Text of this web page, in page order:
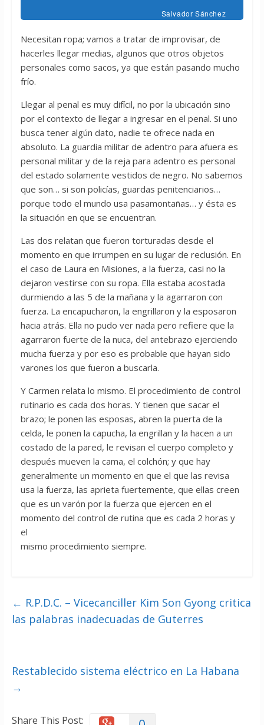
Salvador Sánchez
Necesitan ropa; vamos a tratar de improvisar, de
hacerles llegar medias, algunos que otros objetos
personales como sacos, ya que están pasando mucho
frío.
Llegar al penal es muy difícil, no por la ubicación sino
por el contexto de llegar a ingresar en el penal. Si uno
busca tener algún dato, nadie te ofrece nada en
absoluto. La guardia militar de adentro para afuera es
personal militar y de la reja para adentro es personal
del estado solamente vestidos de negro. No sabemos
que son… si son policías, guardas penitenciarios…
porque todo el mundo usa pasamontañas… y ésta es
la situación en que se encuentran.
Las dos relatan que fueron torturadas desde el
momento en que irrumpen en su lugar de reclusión. En
el caso de Laura en Misiones, a la fuerza, casi no la
dejaron vestirse con su ropa. Ella estaba acostada
durmiendo a las 5 de la mañana y la agarraron con
fuerza. La encapucharon, la engrillaron y la esposaron
hacia atrás. Ella no pudo ver nada pero refiere que la
agarraron fuerte de la nuca, del antebrazo ejerciendo
mucha fuerza y por eso es probable que hayan sido
varones los que fueron a buscarla.
Y Carmen relata lo mismo. El procedimiento de control
rutinario es cada dos horas. Y tienen que sacar el
brazo; le ponen las esposas, abren la puerta de la
celda, le ponen la capucha, la engrillan y la hacen a un
costado de la pared, le revisan el cuerpo completo y
después mueven la cama, el colchón; y que hay
generalmente un momento en que el que las revisa
usa la fuerza, las aprieta fuertemente, que ellas creen
que es un varón por la fuerza que ejercen en el
momento del control de rutina que es cada 2 horas y
el
mismo procedimiento siempre.
← R.P.D.C. – Vicecanciller Kim Son Gyong critica
las palabras inadecuadas de Guterres
Restablecido sistema eléctrico en La Habana
→
Share This Post: